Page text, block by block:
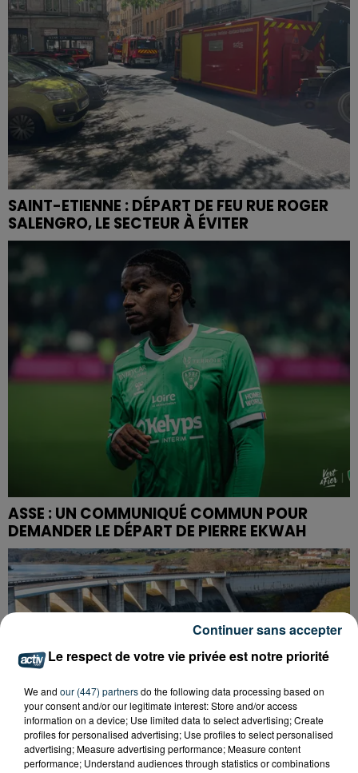
SAINT-ETIENNE : DÉPART DE FEU RUE ROGER
SALENGRO, LE SECTEUR À ÉVITER
ASSE : UN COMMUNIQUÉ COMMUN POUR
DEMANDER LE DÉPART DE PIERRE EKWAH
Le respect de votre vie privée est notre priorité
We and our (447) partnersdo the following data processing based on
your consent and/or our legitimate interest: Store and/or access
information on a device; Use limited data to select advertising; Create
profiles for personalised advertising; Use profiles to select personalised
advertising; Measure advertising performance; Measure content
performance; Understand audiences through statistics or combinations
Continuer sans accepter